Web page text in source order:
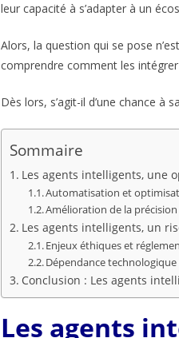
leur capacité à s’adapter à un
Alors, la question qui se pose
comprendre comment les
Dès lors, s’agit-il d’une chance à
Sommaire
Les agents intelligents, une
Automatisation et
Amélioration de la
Les agents intelligents, un
Enjeux éthiques et
Dépendance
Conclusion : Les agents
Les agents